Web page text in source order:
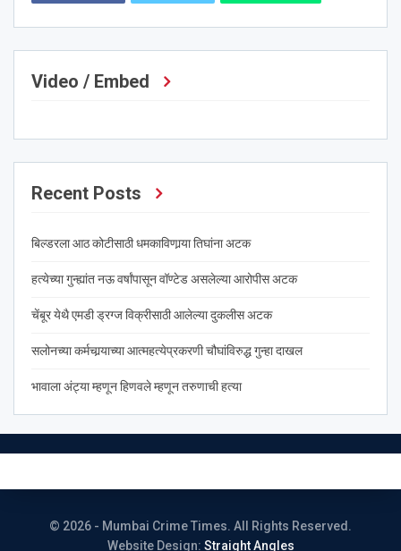
Video / Embed
Recent Posts
बिल्डरला आठ कोटीसाठी धमकाविणार्‍या तिघांना अटक
हत्येच्या गुन्ह्यांत नऊ वर्षांपासून वॉण्टेड असलेल्या आरोपीस अटक
चेंबूर येथै एमडी ड्रग्ज विक्रीसाठी आलेल्या दुकलीस अटक
सलोनच्या कर्मचार्‍याच्या आत्महत्येप्रकरणी चौघांविरुद्ध गुन्हा दाखल
भावाला अंट्या म्हणून हिणवले म्हणून तरुणाची हत्या
© 2026 - Mumbai Crime Times. All Rights Reserved.
Website Design: Straight Angles